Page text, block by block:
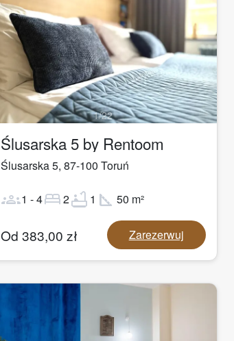
1/22
Ślusarska 5 by Rentoom
Ślusarska 5, 87-100 Toruń
groups1 -4bed2bathtub 1 square_foot 50 m²
Od 383,00 zł Zarezerwuj